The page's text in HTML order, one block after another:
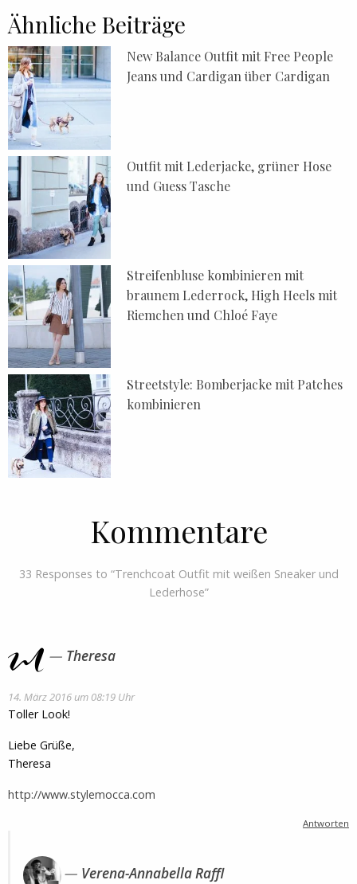
Ähnliche Beiträge
New Balance Outfit mit Free People
Jeans und Cardigan über Cardigan
Outfit mit Lederjacke, grüner Hose
und Guess Tasche
Streifenbluse kombinieren mit
braunem Lederrock, High Heels mit
Riemchen und Chloé Faye
Streetstyle: Bomberjacke mit Patches
kombinieren
Kommentare
33 Responses to “Trenchcoat Outfit mit weißen Sneaker und
Lederhose”
Theresa
14. März 2016 um 08:19 Uhr
Toller Look!
Liebe Grüße,
Theresa
http://www.stylemocca.com
Antworten
Verena-Annabella Raffl